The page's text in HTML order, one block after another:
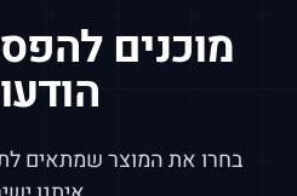
מוכנים
בחרו את המוצר שמתאים